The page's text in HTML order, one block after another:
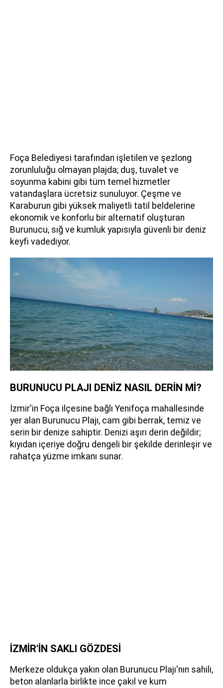
Foça Belediyesi tarafından işletilen ve şezlong
zorunluluğu olmayan plajda; duş, tuvalet ve
soyunma kabini gibi tüm temel hizmetler
vatandaşlara ücretsiz sunuluyor. Çeşme ve
Karaburun gibi yüksek maliyetli tatil beldelerine
ekonomik ve konforlu bir alternatif oluşturan
Burunucu, sığ ve kumluk yapısıyla güvenli bir deniz
keyfi vadediyor.
BURUNUCU PLAJI DENİZ NASIL DERİN Mİ?
İzmir'in Foça ilçesine bağlı Yenifoça mahallesinde
yer alan Burunucu Plajı, cam gibi berrak, temiz ve
serin bir denize sahiptir. Denizi aşırı derin değildir;
kıyıdan içeriye doğru dengeli bir şekilde derinleşir ve
rahatça yüzme imkanı sunar.
İZMİR'İN SAKLI GÖZDESİ
Merkeze oldukça yakın olan Burunucu Plajı'nın sahili,
beton alanlarla birlikte ince çakıl ve kum